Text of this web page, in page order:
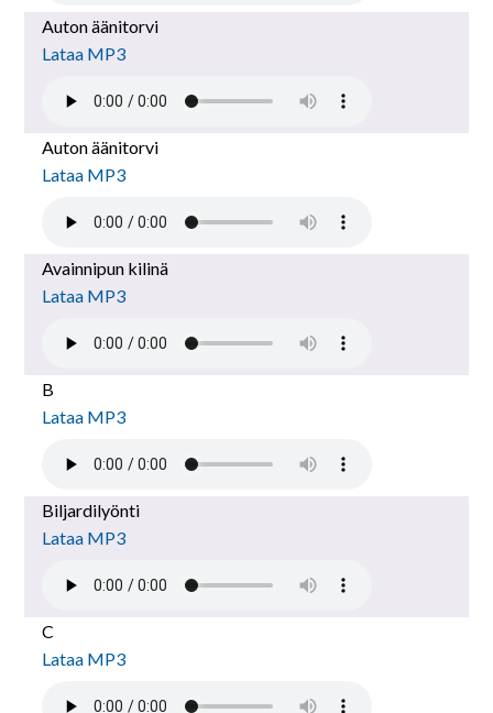
Auton äänitorvi
Lataa MP3
Auton äänitorvi
Lataa MP3
Avainnipun kilinä
Lataa MP3
B
Lataa MP3
Biljardilyönti
Lataa MP3
C
Lataa MP3